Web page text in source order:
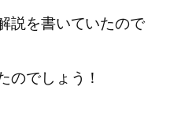
説を書いていたので
のでしょう！